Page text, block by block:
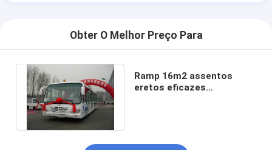
Obter O Melhor Preço Para
Ramp 16m2 assentos
eretos eficazes